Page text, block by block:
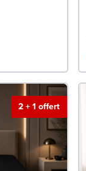
2 + 1 offert